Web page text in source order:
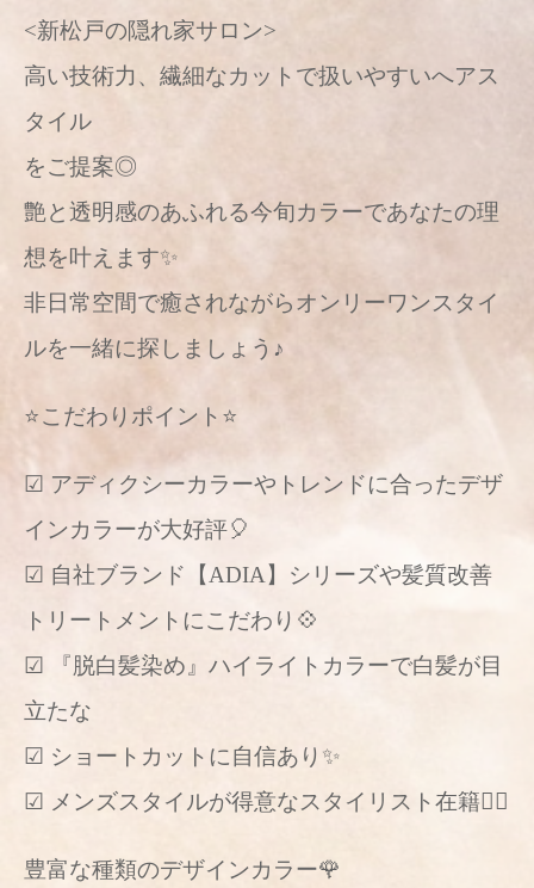
<新松戸の隠れ家サロン>
高い技術力、繊細なカットで扱いやすいへアス
タイル
をご提案◎
艶と透明感のあふれる今旬カラーであなたの理
想を叶えます✨
非日常空間で癒されながらオンリーワンスタイ
ルを一緒に探しましょう♪
⭐️こだわりポイント⭐️
☑︎ アディクシーカラーやトレンドに合ったデザ
インカラーが大好評🎈
☑︎ 自社ブランド【ADIA】シリーズや髪質改善
トリートメントにこだわり💠
☑︎ 『脱白髪染め』ハイライトカラーで白髪が目
立たな
☑︎ ショートカットに自信あり✨
☑︎ メンズスタイルが得意なスタイリスト在籍🙆‍♂️
豊富な種類のデザインカラー🌹